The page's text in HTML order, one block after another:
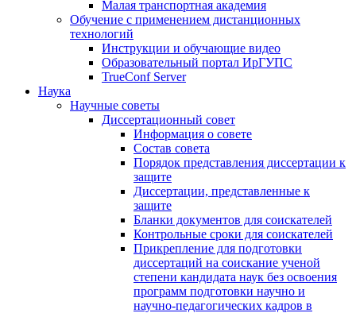
Малая транспортная академия
Обучение с применением дистанционных
технологий
Инструкции и обучающие видео
Образовательный портал ИрГУПС
TrueConf Server
Наука
Научные советы
Диссертационный совет
Информация о совете
Состав совета
Порядок представления диссертации к
защите
Диссертации, представленные к
защите
Бланки документов для соискателей
Контрольные сроки для соискателей
Прикрепление для подготовки
диссертаций на соискание ученой
степени кандидата наук без освоения
программ подготовки научно и
научно-педагогических кадров в